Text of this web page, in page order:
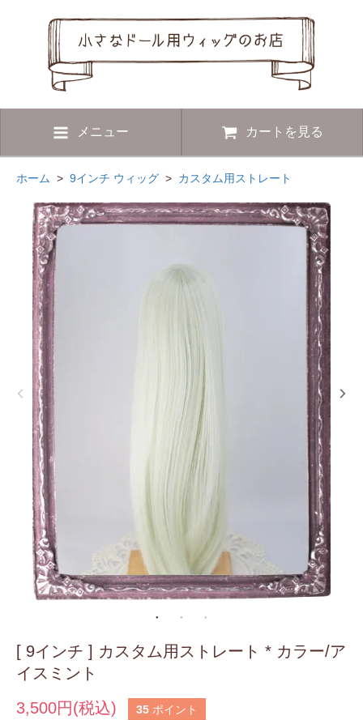
メニュー カートを見る
ホーム > 9インチ ウィッグ > カスタム用ストレート
[ 9インチ ] カスタム用ストレート * カラー/ア
イスミント
3,500円(税込)
35 ポイント